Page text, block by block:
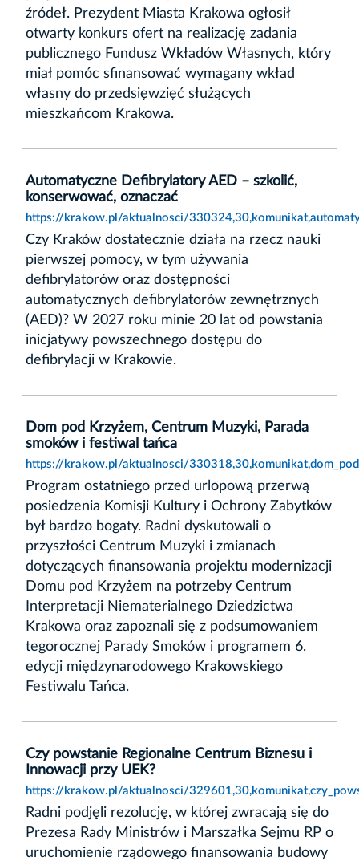
źródeł. Prezydent Miasta Krakowa ogłosił
otwarty konkurs ofert na realizację zadania
publicznego Fundusz Wkładów Własnych, który
miał pomóc sfinansować wymagany wkład
własny do przedsięwzięć służących
mieszkańcom Krakowa.
Automatyczne Defibrylatory AED – szkolić,
konserwować, oznaczać
https://krakow.pl/aktualnosci/
Czy Kraków dostatecznie działa na rzecz nauki
pierwszej pomocy, w tym używania
defibrylatorów oraz dostępności
automatycznych defibrylatorów zewnętrznych
(AED)? W 2027 roku minie 20 lat od powstania
inicjatywy powszechnego dostępu do
defibrylacji w Krakowie.
Dom pod Krzyżem, Centrum Muzyki, Parada
smoków i festiwal tańca
https://krakow.pl/aktualnosci/
Program ostatniego przed urlopową przerwą
posiedzenia Komisji Kultury i Ochrony Zabytków
był bardzo bogaty. Radni dyskutowali o
przyszłości Centrum Muzyki i zmianach
dotyczących finansowania projektu modernizacji
Domu pod Krzyżem na potrzeby Centrum
Interpretacji Niematerialnego Dziedzictwa
Krakowa oraz zapoznali się z podsumowaniem
tegorocznej Parady Smoków i programem 6.
edycji międzynarodowego Krakowskiego
Festiwalu Tańca.
Czy powstanie Regionalne Centrum Biznesu i
Innowacji przy UEK?
https://krakow.pl/aktualnosci/
Radni podjęli rezolucję, w której zwracają się do
Prezesa Rady Ministrów i Marszałka Sejmu RP o
uruchomienie rządowego finansowania budowy